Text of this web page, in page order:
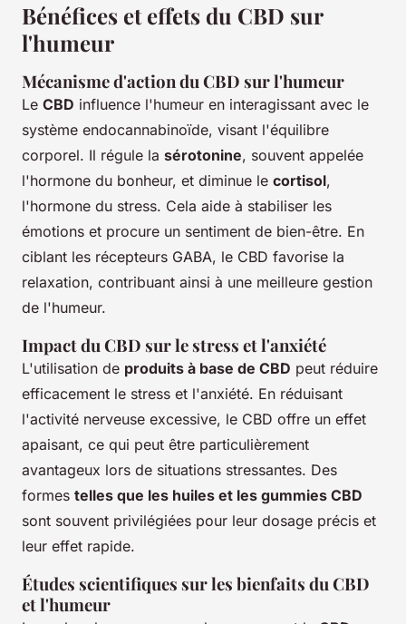
Bénéfices et effets du CBD sur
l'humeur
Mécanisme d'action du CBD sur l'humeur
Le CBD influence l'humeur en interagissant avec le
système endocannabinoïde, visant l'équilibre
corporel. Il régule la sérotonine, souvent appelée
l'hormone du bonheur, et diminue le cortisol,
l'hormone du stress. Cela aide à stabiliser les
émotions et procure un sentiment de bien-être. En
ciblant les récepteurs GABA, le CBD favorise la
relaxation, contribuant ainsi à une meilleure gestion
de l'humeur.
Impact du CBD sur le stress et l'anxiété
L'utilisation de produits à base de CBD peut réduire
efficacement le stress et l'anxiété. En réduisant
l'activité nerveuse excessive, le CBD offre un effet
apaisant, ce qui peut être particulièrement
avantageux lors de situations stressantes. Des
formes telles que les huiles et les gummies CBD
sont souvent privilégiées pour leur dosage précis et
leur effet rapide.
Études scientifiques sur les bienfaits du CBD
et l'humeur